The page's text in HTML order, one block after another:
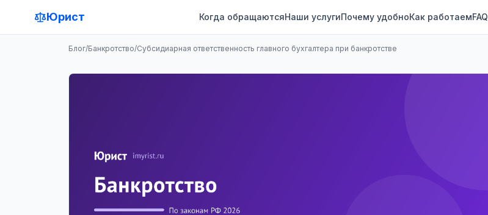
Юрист Когда обращаютсяНаши услугиПочему удобноКак работаемFAQ
Блог/Банкротство/Субсидиарная ответственность главного бухгалтера при банкротстве